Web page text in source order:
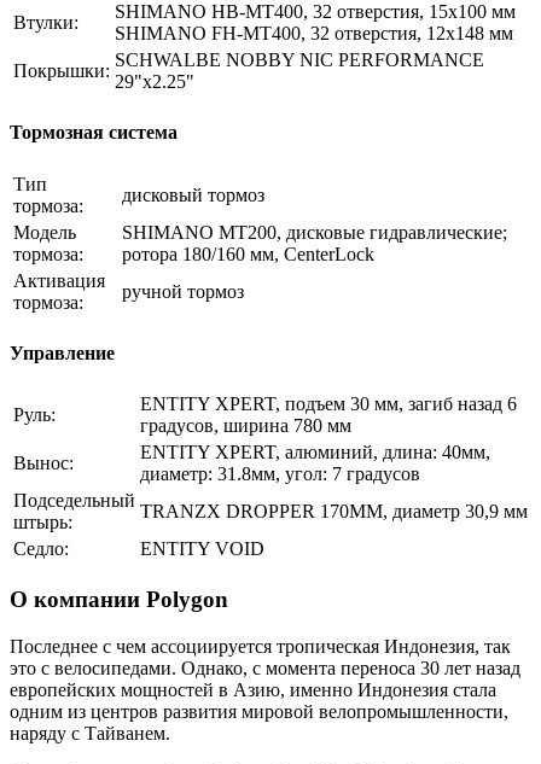
Втулки:
SHIMANO HB-MT400, 32 отверстия, 15x100 мм
SHIMANO FH-MT400, 32 отверстия, 12х148 мм
Покрышки:
SCHWALBE NOBBY NIC PERFORMANCE
29"x2.25"
Тормозная система
Тип
тормоза:
дисковый тормоз
Модель
тормоза:
SHIMANO MT200, дисковые гидравлические;
ротора 180/160 мм, CenterLock
Активация
тормоза:
ручной тормоз
Управление
Руль:
ENTITY XPERT, подъем 30 мм, загиб назад 6
градусов, ширина 780 мм
Вынос:
ENTITY XPERT, алюминий, длина: 40мм,
диаметр: 31.8мм, угол: 7 градусов
Подседельный
штырь:
TRANZX DROPPER 170MM, диаметр 30,9 мм
Седло:
ENTITY VOID
О компании Polygon
Последнее с чем ассоциируется тропическая Индонезия, так
это с велосипедами. Однако, с момента переноса 30 лет назад
европейских мощностей в Азию, именно Индонезия стала
одним из центров развития мировой велопромышленности,
наряду с Тайванем.